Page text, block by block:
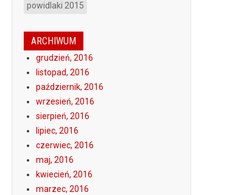
powidlaki 2015
ARCHIWUM
grudzień, 2016
listopad, 2016
październik, 2016
wrzesień, 2016
sierpień, 2016
lipiec, 2016
czerwiec, 2016
maj, 2016
kwiecień, 2016
marzec, 2016